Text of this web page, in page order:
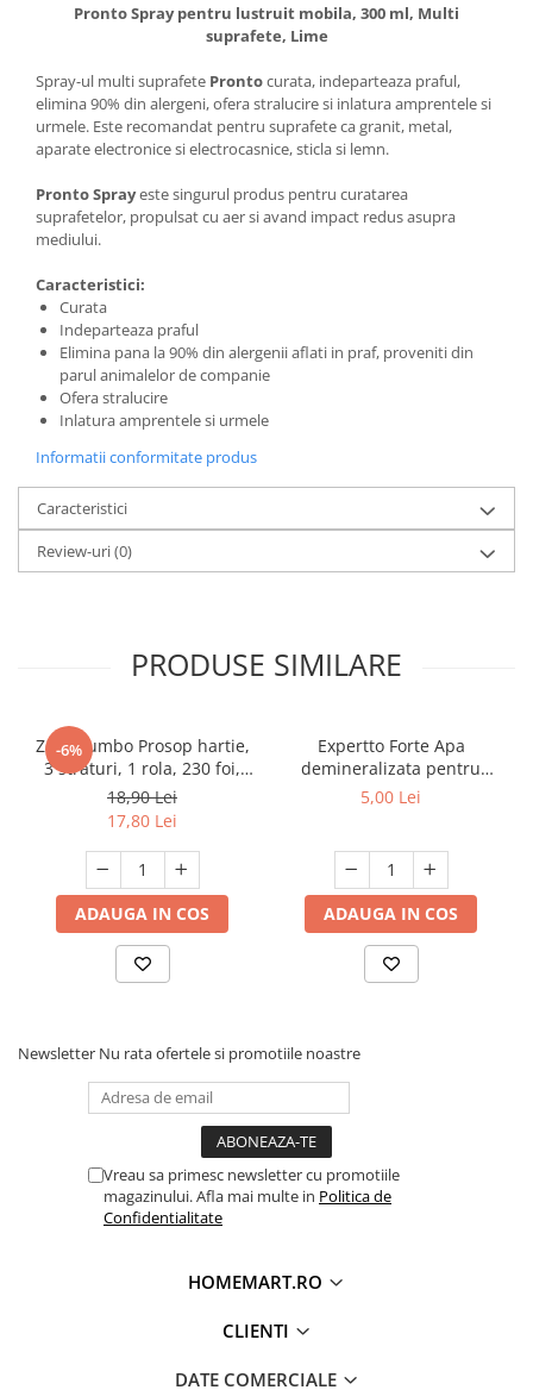
Pronto Spray pentru lustruit mobila, 300 ml, Multi
suprafete, Lime
Spray-ul multi suprafete Prontocurata, indeparteaza praful,
elimina 90% din alergeni, ofera stralucire si inlatura amprentele si
urmele. Este recomandat pentru suprafete ca granit, metal,
aparate electronice si electrocasnice, sticla si lemn.
Pronto Sprayeste singurul produs pentru curatarea
suprafetelor, propulsat cu aer si avand impact redus asupra
mediului.
Caracteristici:
Curata
Indeparteaza praful
Elimina pana la 90% din alergenii aflati in praf, proveniti din
parul animalelor de companie
Ofera stralucire
Inlatura amprentele si urmele
Informatii conformitate produs
Caracteristici
Review-uri(0)
PRODUSE SIMILARE
-6%
Zewa Jumbo Prosop hartie,
3 straturi, 1 rola, 230 foi,
Premium Expert
18,90 Lei
17,80 Lei
ADAUGA IN COS
Expertto Forte Apa
demineralizata pentru
fierul de calcat, 1 L, Floral
5,00 Lei
ADAUGA IN COS
Newsletter Nu rata ofertele si promotiile noastre
Vreau sa primesc newsletter cu promotiile
magazinului. Afla mai multe in Politica de
Confidentialitate
HOMEMART.RO
CLIENTI
DATE COMERCIALE